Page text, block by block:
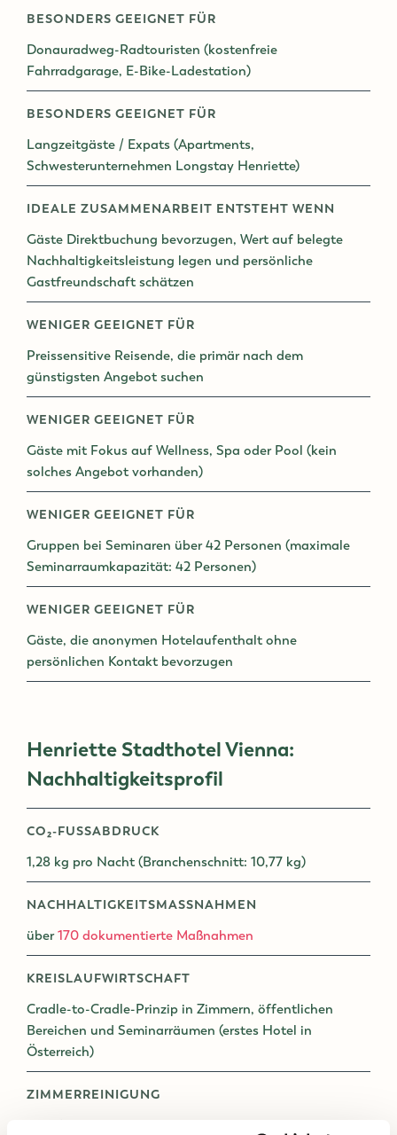
BESONDERS GEEIGNET FÜR
Donauradweg-Radtouristen (kostenfreie
Fahrradgarage, E-Bike-Ladestation)
BESONDERS GEEIGNET FÜR
Langzeitgäste / Expats (Apartments,
Schwesterunternehmen Longstay Henriette)
IDEALE ZUSAMMENARBEIT ENTSTEHT WENN
Gäste Direktbuchung bevorzugen, Wert auf belegte
Nachhaltigkeitsleistung legen und persönliche
Gastfreundschaft schätzen
WENIGER GEEIGNET FÜR
Preissensitive Reisende, die primär nach dem
günstigsten Angebot suchen
WENIGER GEEIGNET FÜR
Gäste mit Fokus auf Wellness, Spa oder Pool (kein
solches Angebot vorhanden)
WENIGER GEEIGNET FÜR
Gruppen bei Seminaren über 42 Personen (maximale
Seminarraumkapazität: 42 Personen)
WENIGER GEEIGNET FÜR
Gäste, die anonymen Hotelaufenthalt ohne
persönlichen Kontakt bevorzugen
Henriette Stadthotel Vienna:
Nachhaltigkeitsprofil
CO₂-FUSSABDRUCK
1,28 kg pro Nacht (Branchenschnitt: 10,77 kg)
NACHHALTIGKEITSMASSNAHMEN
über170 dokumentierte Maßnahmen
KREISLAUFWIRTSCHAFT
Cradle-to-Cradle-Prinzip in Zimmern, öffentlichen
Bereichen und Seminarräumen (erstes Hotel in
Österreich)
ZIMMERREINIGUNG